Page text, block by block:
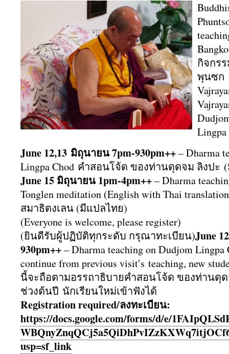
กิจกร
พุนซก
Lingpa
June 12,13 มิถุนายน​ 7pm-930pm++– Dharma
Lingpa Chod คำสอนโจ้ด ของท่านดุดจม ลิงปะ
June 15 มิถุนายน 1pm-4pm++– Dharma
Tonglen meditation (English with Thai
สมาธิตงเลน (มีแปลไทย)
(Everyone is welcome, please register)
(ยินดีรับผู้ปฏิบัติทุกระดับ กรุณาทะเบียน)June
930pm++– Dharma teaching on Dudjom
continue from previous visit’s teaching, new
นี้จะถือตามอรรถาธิบายคำสอนโจ้ด ของท่านดุ
ช่วงต้นปี นักเรียนใหม่เข้าฟังได้
Registration required/ลงทะเบียน:
https://docs.google.com/forms/d/e/
WBQnyZnqQCj5a5QiDhPvIZzKXWq7it
usp=sf_link